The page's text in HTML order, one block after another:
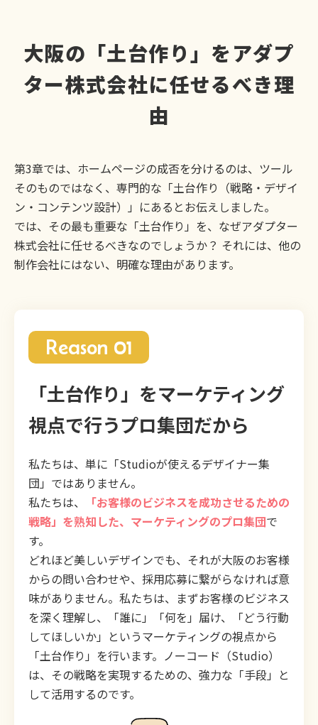
大阪の「土台作り」をアダプ
ター株式会社に任せるべき理
由
第3章では、ホームページの成否を分けるのは、ツール
そのものではなく、専門的な「土台作り（戦略・デザイ
ン・コンテンツ設計）」にあるとお伝えしました。
では、その最も重要な「土台作り」を、なぜアダプター
株式会社に任せるべきなのでしょうか？ それには、他の
制作会社にはない、明確な理由があります。
Reason 01
「土台作り」をマーケティング
視点で行うプロ集団だから
私たちは、単に「Studioが使えるデザイナー集
団」ではありません。
私たちは、
「お客様のビジネスを成功させるための
戦略」を熟知した、マーケティングのプロ集団で
す。
どれほど美しいデザインでも、それが大阪のお客様
からの問い合わせや、採用応募に繋がらなければ意
味がありません。私たちは、まずお客様のビジネス
を深く理解し、「誰に」「何を」届け、「どう行動
してほしいか」というマーケティングの視点から
「土台作り」を行います。ノーコード（Studio）
は、その戦略を実現するための、強力な「手段」と
して活用するのです。